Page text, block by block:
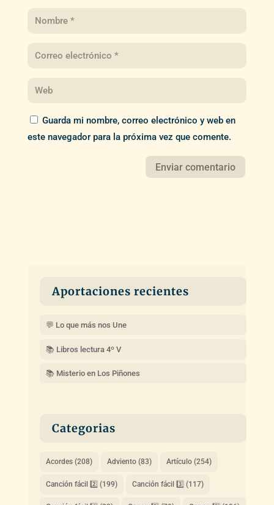
Guarda mi nombre, correo electrónico y web en
este navegador para la próxima vez que comente.
Aportaciones recientes
💬 Lo que más nos Une
📚 Libros lectura 4º V
📚 Misterio en Los Piñones
Categorias
Acordes(208) Adviento(83) Artículo(254)
Canción fácil 2️⃣ (199) Canción fácil 3️⃣ (117)